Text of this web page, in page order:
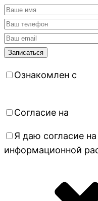
Ознакомлен с
Согласие на
Я даю согласие
информационной